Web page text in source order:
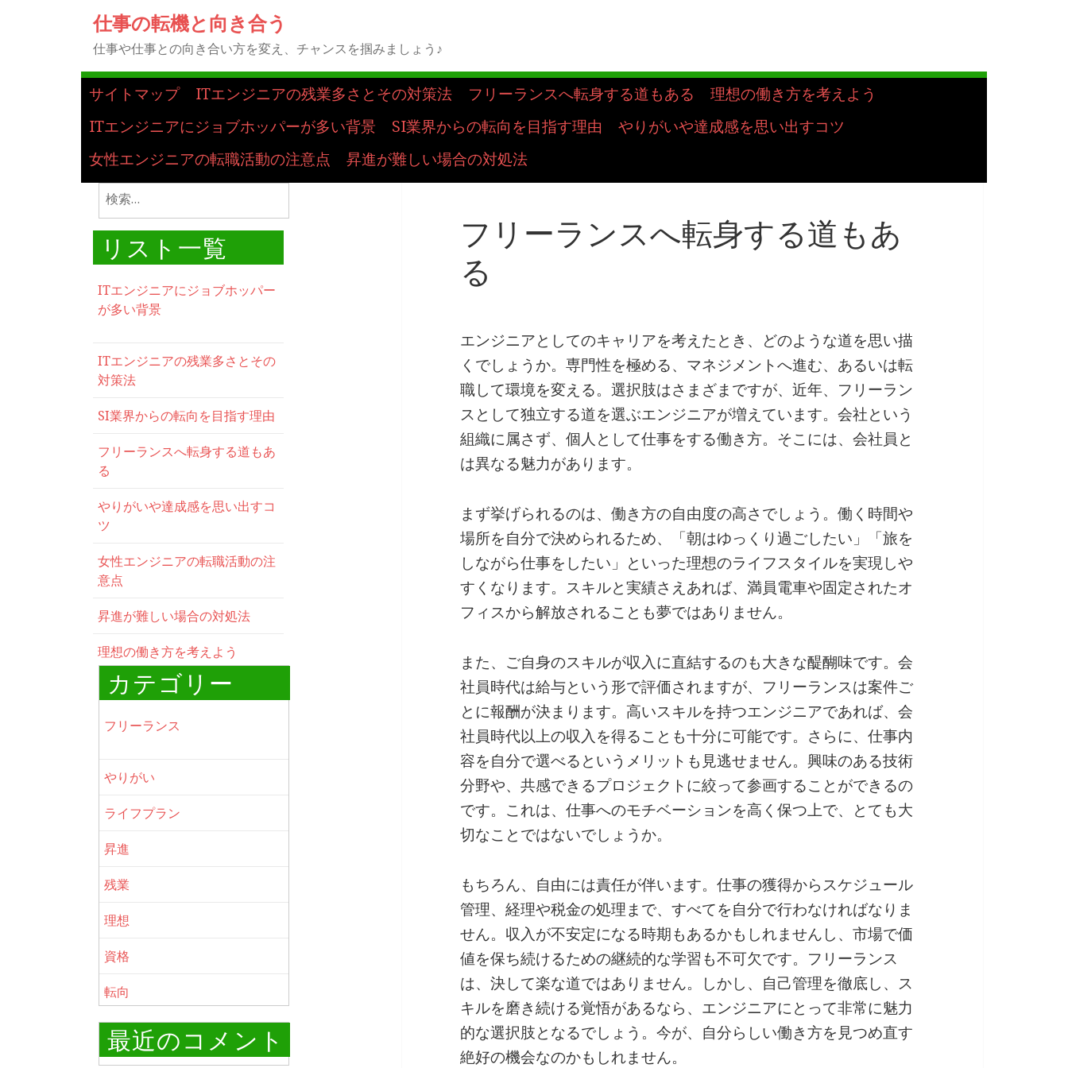
仕事の転機と向き合う
仕事や仕事との向き合い方を変え、チャンスを掴みましょう♪
サイトマップ ITエンジニアの残業多さとその対策法 フリーランスへ転身する道もある
理想の働き方を考えよう
ITエンジニアにジョブホッパーが多い背景
SI業界からの転向を目指す理由
やりがいや達成感を思い出すコツ
女性エンジニアの転職活動の注意点
昇進が難しい場合の対処法
検
リスト一覧
ITエンジニアにジョブホッパー
が多い背景
ITエンジニアの残業多さとその
対策法
SI業界からの転向を目指す理由
フリーランスへ転身する道もあ
る
やりがいや達成感を思い出すコ
ツ
女性エンジニアの転職活動の注
意点
昇進が難しい場合の対処法
理想の働き方を考えよう
カテゴリー
フリーランス
やりがい
ライフプラン
昇進
残業
理想
資格
転向
最近のコメント
フリーランスへ転身する道もあ
る
エンジニアとしてのキャリアを考えたとき、どのような道を思い描
くでしょうか。専門性を極める、マネジメントへ進む、あるいは転
職して環境を変える。選択肢はさまざまですが、近年、フリーラン
スとして独立する道を選ぶエンジニアが増えています。会社という
組織に属さず、個人として仕事をする働き方。そこには、会社員と
は異なる魅力があります。
まず挙げられるのは、働き方の自由度の高さでしょう。働く時間や
場所を自分で決められるため、「朝はゆっくり過ごしたい」「旅を
しながら仕事をしたい」といった理想のライフスタイルを実現しや
すくなります。スキルと実績さえあれば、満員電車や固定されたオ
フィスから解放されることも夢ではありません。
また、ご自身のスキルが収入に直結するのも大きな醍醐味です。会
社員時代は給与という形で評価されますが、フリーランスは案件ご
とに報酬が決まります。高いスキルを持つエンジニアであれば、会
社員時代以上の収入を得ることも十分に可能です。さらに、仕事内
容を自分で選べるというメリットも見逃せません。興味のある技術
分野や、共感できるプロジェクトに絞って参画することができるの
です。これは、仕事へのモチベーションを高く保つ上で、とても大
切なことではないでしょうか。
もちろん、自由には責任が伴います。仕事の獲得からスケジュール
管理、経理や税金の処理まで、すべてを自分で行わなければなりま
せん。収入が不安定になる時期もあるかもしれませんし、市場で価
値を保ち続けるための継続的な学習も不可欠です。フリーランス
は、決して楽な道ではありません。しかし、自己管理を徹底し、ス
キルを磨き続ける覚悟があるなら、エンジニアにとって非常に魅力
的な選択肢となるでしょう。今が、自分らしい働き方を見つめ直す
絶好の機会なのかもしれません。